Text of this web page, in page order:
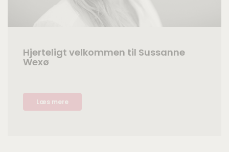
Hjerteligt velkommen til Sussanne
Wexø
Læs mere